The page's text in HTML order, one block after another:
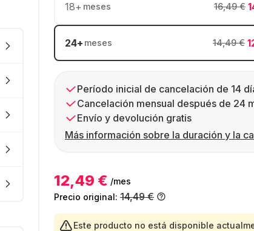
18+ meses 16,49 €
24+ meses 14,49 €
Período inicial de cancelación de 14
Cancelación mensual después de 24
Envío y devolución gratis
Más información sobre la duración y la
12,49 € /mes
Precio original: 14,49 €
Este producto no está disponible